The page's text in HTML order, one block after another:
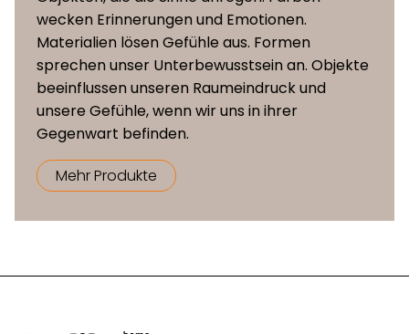
wecken Erinnerungen und Emotionen.
Materialien lösen Gefühle aus. Formen
sprechen unser Unterbewusstsein an. Objekte
beeinflussen unseren Raumeindruck und
unsere Gefühle, wenn wir uns in ihrer
Gegenwart befinden.
Mehr Produkte